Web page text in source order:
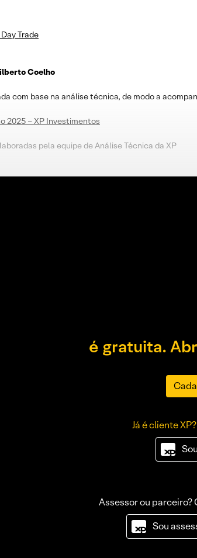
Trade
Coelho
com base na análise técnica, de modo a
2025 – XP Investimentos
pela equipe de Análise Técnica da XP
é gratuita.
Já é cliente XP?
Assessor ou parceiro?
Sou